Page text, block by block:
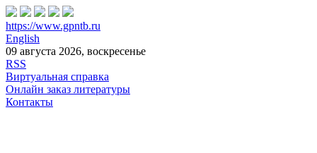
https://www.gpntb.ru
English
09 августа 2026, воскресенье
RSS
Виртуальная справка
Онлайн заказ литературы
Контакты